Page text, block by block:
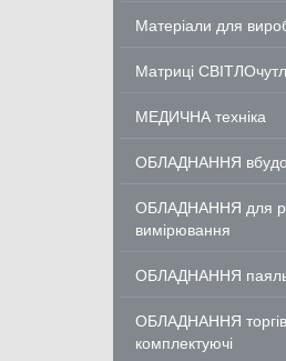
Матеріали для
Матриці
МЕДИЧНА техніка
ОБЛАДНАННЯ
ОБЛАДНАННЯ для
вимірювання
ОБЛАДНАННЯ
ОБЛАДНАННЯ
комплектуючі